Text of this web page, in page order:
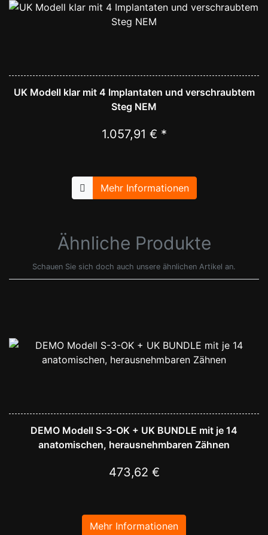
UK Modell klar mit 4 Implantaten und verschraubtem
Steg NEM
1.057,91 € *
Mehr Informationen
Ähnliche Produkte
Schauen Sie sich doch auch unsere ähnlichen Artikel an.
DEMO Modell S-3-OK + UK BUNDLE mit je 14
anatomischen, herausnehmbaren Zähnen
473,62 €
Mehr Informationen